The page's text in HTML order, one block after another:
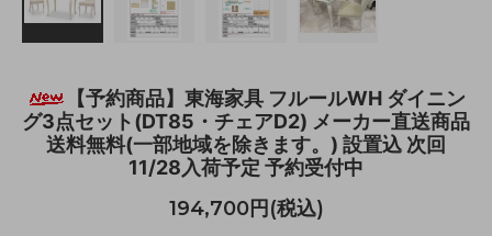
【予約商品】東海家具 フルールWH ダイニン
グ3点セット(DT85・チェアD2) メーカー直送商品
送料無料(一部地域を除きます。) 設置込 次回
11/28入荷予定 予約受付中
194,700円(税込)